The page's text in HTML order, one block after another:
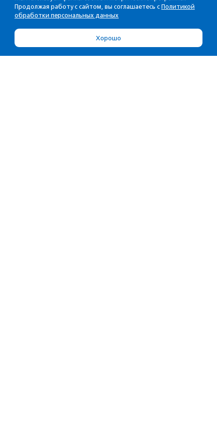
Продолжая работу с сайтом, вы соглашаетесь с Политикой
обработки персональных данных
Хорошо